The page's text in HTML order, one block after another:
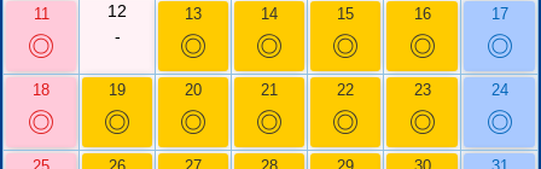
11
◎
12
-
13
◎
14
◎
15
◎
16
◎
17
◎
18
◎
19
◎
20
◎
21
◎
22
◎
23
◎
24
◎